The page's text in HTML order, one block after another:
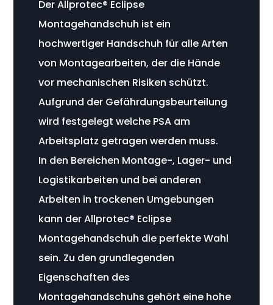
Der Allprotec® Eclipse
Montagehandschuh ist ein
hochwertiger Handschuh für alle Arten
von Montagearbeiten, der die Hände
vor mechanischen Risiken schützt.
Aufgrund der Gefährdungsbeurteilung
wird festgelegt welche PSA am
Arbeitsplatz getragen werden muss.
In den Bereichen Montage-, Lager- und
Logistikarbeiten und bei anderen
Arbeiten in trockenen Umgebungen
kann der Allprotec® Eclipse
Montagehandschuh die perfekte Wahl
sein. Zu den grundlegenden
Eigenschaften des
Montagehandschuhs gehört eine hohe